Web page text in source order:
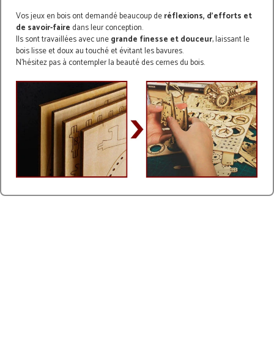
Vos jeux en bois ont demandé beaucoup deréflexions, d’efforts et
de savoir-faire dans leur conception.
Ils sont travaillées avec unegrande finesse et douceur, laissant le
bois lisse et doux au touché et évitant les bavures.
N'hésitez pas à contempler la beauté des cernes du bois.